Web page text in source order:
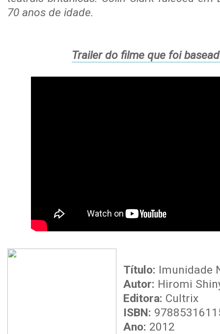
70 anos de idade.
Trailer do filme que foi
Título: Imunidade
Autor: Hiromi
Editora: Cultrix
ISBN:
Ano: 2012